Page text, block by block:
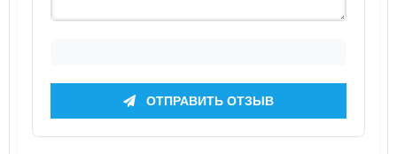
ОТПРАВИТЬ ОТЗЫВ